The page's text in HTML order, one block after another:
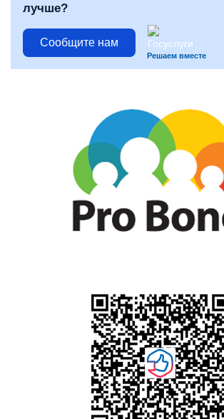
лучше?
Сообщите нам
Решаем вместе